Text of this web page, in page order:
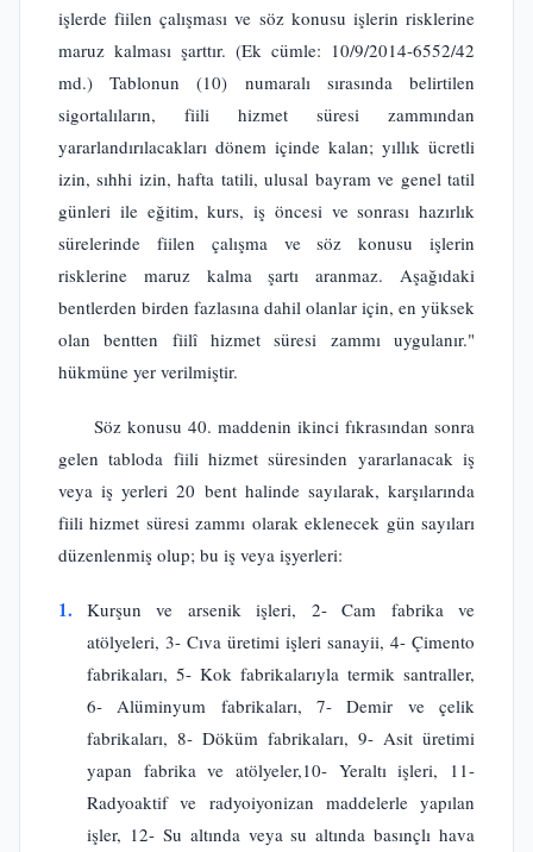
işlerde fiilen çalışması ve söz konusu işlerin risklerine
maruz kalması şarttır. (Ek cümle: 10/9/2014-6552/42
md.) Tablonun (10) numaralı sırasında belirtilen
sigortalıların, fiili hizmet süresi zammından
yararlandırılacakları dönem içinde kalan; yıllık ücretli
izin, sıhhi izin, hafta tatili, ulusal bayram ve genel tatil
günleri ile eğitim, kurs, iş öncesi ve sonrası hazırlık
sürelerinde fiilen çalışma ve söz konusu işlerin
risklerine maruz kalma şartı aranmaz. Aşağıdaki
bentlerden birden fazlasına dahil olanlar için, en yüksek
olan bentten fiilî hizmet süresi zammı uygulanır."
hükmüne yer verilmiştir.
Söz konusu 40. maddenin ikinci fıkrasından sonra
gelen tabloda fiili hizmet süresinden yararlanacak iş
veya iş yerleri 20 bent halinde sayılarak, karşılarında
fiili hizmet süresi zammı olarak eklenecek gün sayıları
düzenlenmiş olup; bu iş veya işyerleri:
1.
Kurşun ve arsenik işleri, 2- Cam fabrika ve
atölyeleri, 3- Cıva üretimi işleri sanayii, 4- Çimento
fabrikaları, 5- Kok fabrikalarıyla termik santraller,
6- Alüminyum fabrikaları, 7- Demir ve çelik
fabrikaları, 8- Döküm fabrikaları, 9- Asit üretimi
yapan fabrika ve atölyeler,10- Yeraltı işleri, 11-
Radyoaktif ve radyoiyonizan maddelerle yapılan
işler, 12- Su altında veya su altında basınçlı hava